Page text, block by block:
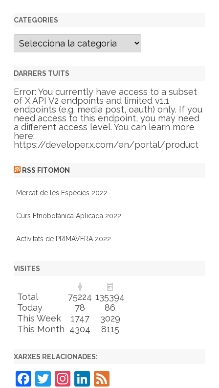
CATEGORIES
C
t
g
r
i
e
s
DARRERS TUITS
Error: You currently have access to a subset
of X API V2 endpoints and limited v1.1
endpoints (e.g. media post, oauth) only. If you
need access to this endpoint, you may need
a different access level. You can learn more
here:
https://developer.x.com/en/portal/product
RSS FITOMON
Mercat de les Espècies 2022
Curs Etnobotánica Aplicada 2022
Activitats de PRIMAVERA 2022
VISITES
Total 75224 135394
Today
78
86
This Week
1747
3029
This Month 4304 8115
XARXES RELACIONADES:
F
T
In Li